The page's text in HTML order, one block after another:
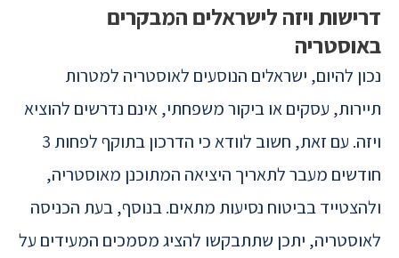
דרישות ויזה לישראלים המבקרים
באוסטריה
נכון להיום, ישראלים הנוסעים לאוסטריה למטרות
תיירות, עסקים או ביקור משפחתי, אינם נדרשים להוציא
ויזה. עם זאת, חשוב לוודא כי הדרכון בתוקף לפחות 3
חודשים מעבר לתאריך היציאה המתוכנן מאוסטריה,
ולהצטייד בביטוח נסיעות מתאים. בנוסף, בעת הכניסה
לאוסטריה, יתכן שתתבקשו להציג מסמכים המעידים על